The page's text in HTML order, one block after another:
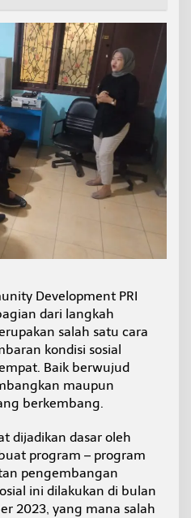
Development PRI
dari langkah
salah satu cara
kondisi sosial
Baik berwujud
maupun
berkembang.
dijadikan dasar oleh
program – program
pengembangan
ini dilakukan di bulan
2023, yang mana salah